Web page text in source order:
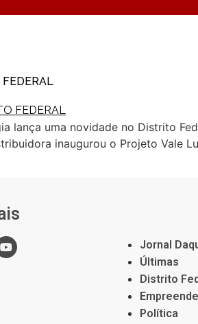
FEDERAL
lança uma novidade no Distrito
inaugurou o Projeto Vale
Jornal
Últimas
Distrito
Política